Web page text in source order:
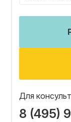
Для
8 (495)